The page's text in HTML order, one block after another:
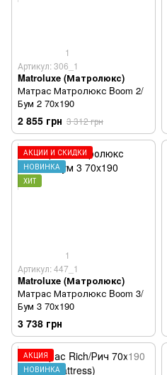
1
Артикул: 306_1
Matroluxe (Матролюкс)
Матрас Матролюкс Boom 2/
Бум 2 70x190
2 855 грн 3 312 грн
АКЦИИ И СКИДКИ
НОВИНКА
ХИТ
1
Артикул: 447_1
Matroluxe (Матролюкс)
Матрас Матролюкс Boom 3/
Бум 3 70x190
3 738 грн
АКЦИЯ
НОВИНКА